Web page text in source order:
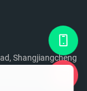
Shangjiangcheng